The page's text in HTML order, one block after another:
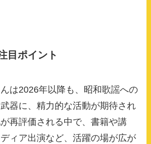
目ポイント
は2026年以降も、昭和歌謡への
器に、精力的な活動が期待され
再評価される中で、書籍や講
ィア出演など、活躍の場が広が